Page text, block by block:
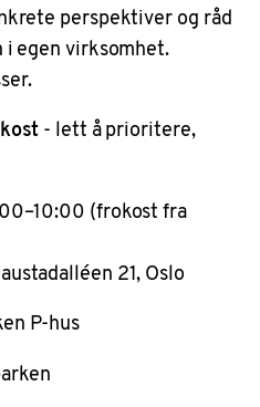
perspektiver og råd
i egen virksomhet.
- lett å prioritere,
(frokost fra
21, Oslo
P-hus